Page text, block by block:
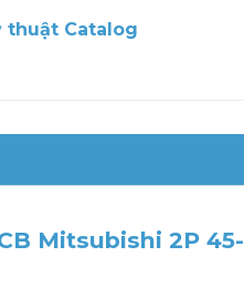
thuật Catalog
Mitsubishi 2P 45-